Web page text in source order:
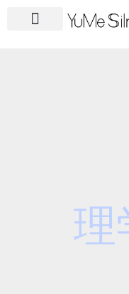
理